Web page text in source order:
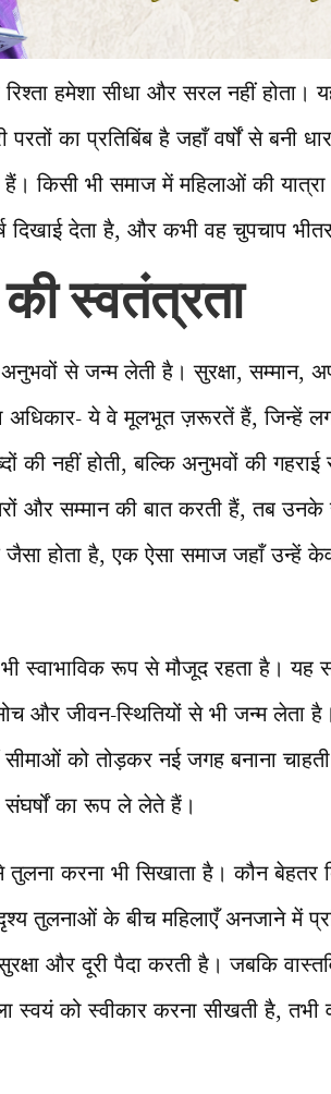
हमेशा सीधा और सरल नहीं होता।
का प्रतिबिंब है जहाँ वर्षों से बनी
किसी भी समाज में महिलाओं की
दिखाई देता है, और कभी वह चुपचाप
स्वतंत्रता
से जन्म लेती है। सुरक्षा, सम्मान,
ये वे मूलभूत ज़रूरतें हैं, जिन्हें
नहीं होती, बल्कि अनुभवों की
और सम्मान की बात करती हैं, तब
होता है, एक ऐसा समाज जहाँ उन्हें
स्वाभाविक रूप से मौजूद रहता है।
और जीवन-स्थितियों से भी जन्म लेता
को तोड़कर नई जगह बनाना
का रूप ले लेते हैं।
करना भी सिखाता है। कौन
तुलनाओं के बीच महिलाएँ अनजाने में
और दूरी पैदा करती है। जबकि
स्वयं को स्वीकार करना सीखती है, तभी